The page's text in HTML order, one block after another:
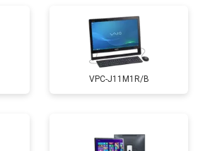
VPC-J11M1R/B